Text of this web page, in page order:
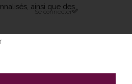
ainsi que des
Se connecter